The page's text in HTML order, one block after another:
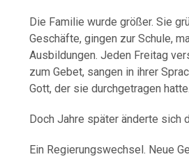
Die Familie wurde größer. Sie
Geschäfte, gingen zur Schule,
Ausbildungen. Jeden Freitag
zum Gebet, sangen in ihrer
Gott, der sie durchgetragen hatte.
Doch Jahre später änderte sich
Ein Regierungswechsel. Neue